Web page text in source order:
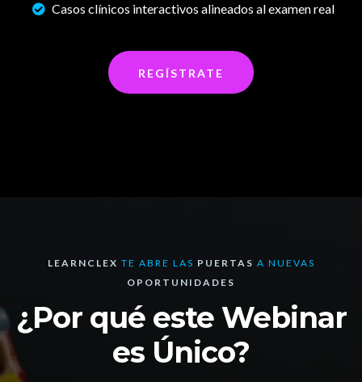
Casos clínicos interactivos alineados al examen real
REGÍSTRATE
LEARNCLEX TE ABRE LAS PUERTAS A NUEVAS
OPORTUNIDADES
¿Por qué este Webinar
es Único?